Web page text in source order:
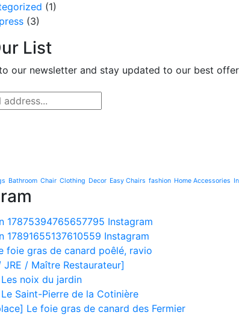
(1)
(3)
List
our newsletter and stay updated to our best
Bathroom Chair Clothing Decor Easy Chairs fashion Home Accessories
17875394765657795 Instagram
17891655137610559 Instagram
foie gras de canard poêlé, ravio
JRE / Maître Restaurateur]
noix du jardin
Saint-Pierre de la Cotinière
Le foie gras de canard des Fermier